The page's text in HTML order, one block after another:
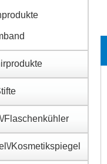
Flaschenkühler
Kosmetikspiegel